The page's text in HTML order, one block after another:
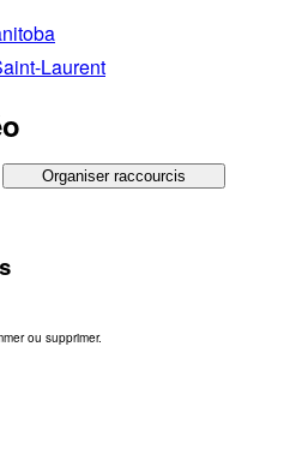
Laurent
Organiser raccourcis
ou supprimer.